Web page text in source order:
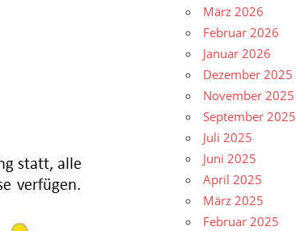
März 2026
Februar 2026
Januar 2026
Dezember 2025
November 2025
September 2025
Juli 2025
Juni 2025
April 2025
März 2025
Februar 2025